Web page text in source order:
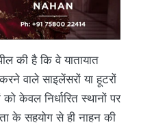
की है कि वे यातायात
वाले साइलेंसरों या हूटरों
केवल निर्धारित स्थानों पर
के सहयोग से ही नाहन की